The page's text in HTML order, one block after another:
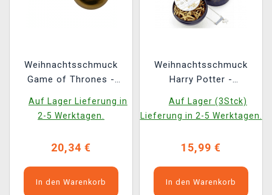
Weihnachtsschmuck
Game of Thrones -
Anhänger im Inneren)
Auf Lager Lieferung in
2-5 Werktagen.
20,34 €
In den Warenkorb
Weihnachtsschmuck
Harry Potter -
Anhänger innen)
Auf Lager (3Stck)
Lieferung in 2-5 Werktagen.
15,99 €
In den Warenkorb